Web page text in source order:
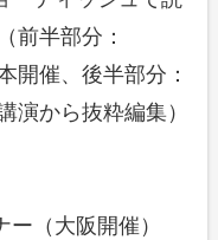
前半部分：
開催、後半部分：
演から抜粋編集）
ー（大阪開催）